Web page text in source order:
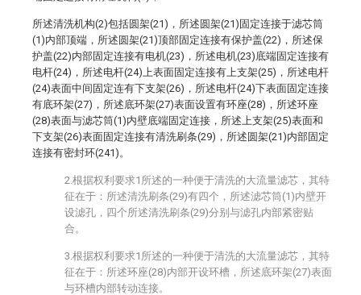
所述清洗机构(2)包括圆架(21)，所述圆架(21)固定连接于滤芯筒
(1)内部顶端，所述圆架(21)顶部固定连接有保护盖(22)，所述保
护盖(22)内部固定连接有电机(23)，所述电机(23)底端固定连接有
电杆(24)，所述电杆(24)上表面固定连接有上支架(25)，所述电杆
(24)表面中间固定连有下支架(26)，所述电杆(24)下表面固定连接
有底环架(27)，所述底环架(27)表面设置有环座(28)，所述环座
(28)表面与滤芯筒(1)内壁底端固定连接，所述上支架(25)表面和
下支架(26)表面固定连接有清洗刷条(29)，所述圆架(21)内部固定
连接有密封环(241)。
2.根据权利要求1所述的一种便于清洗的大流量滤芯，其特
征在于：所述清洗刷条(29)有四个，所述滤芯筒(1)内壁开
设滤孔，四个所述清洗刷条(29)分别与滤孔内部紧密贴
合。
3.根据权利要求1所述的一种便于清洗的大流量滤芯，其特
征在于：所述环座(28)内部开设环槽，所述底环架(27)表面
与环槽内部转动连接。